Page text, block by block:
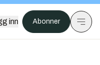
inn Abonner